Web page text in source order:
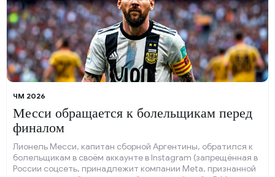
ЧМ 2026
Месси обращается к болельщикам перед
финалом
Лионель Месси, капитан сборной Аргентины, обратился к
болельщикам в своём аккаунте в Instagram (запрещённая в
России соцсеть, принадлежит компании Meta, признанной